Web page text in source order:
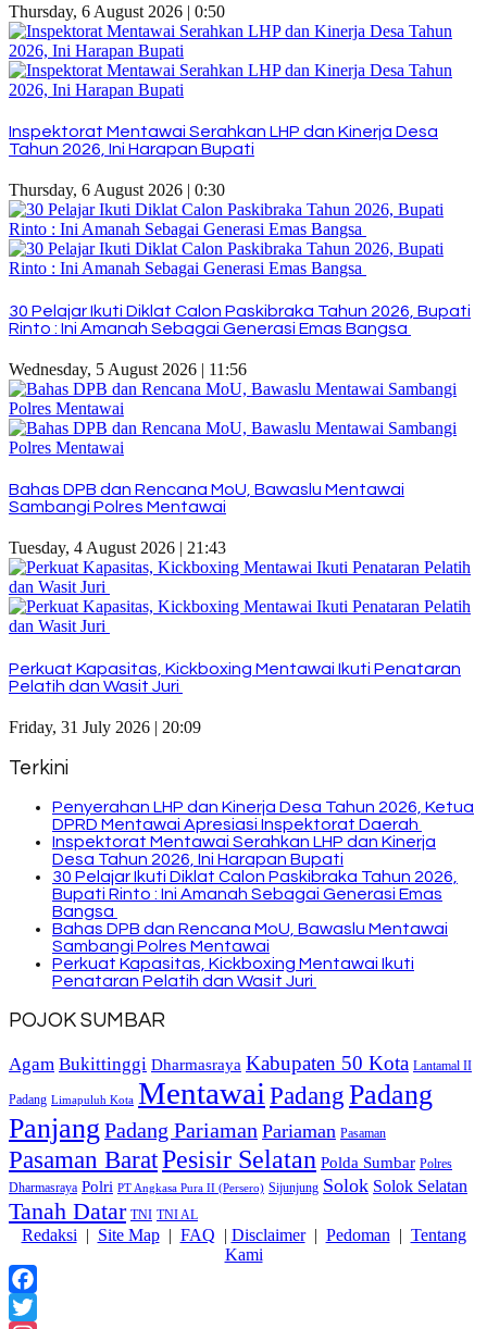
Thursday, 6 August 2026 | 0:50
Inspektorat Mentawai Serahkan LHP dan Kinerja Desa
Tahun 2026, Ini Harapan Bupati
Thursday, 6 August 2026 | 0:30
30 Pelajar Ikuti Diklat Calon Paskibraka Tahun 2026, Bupati
Rinto : Ini Amanah Sebagai Generasi Emas Bangsa
Wednesday, 5 August 2026 | 11:56
Bahas DPB dan Rencana MoU, Bawaslu Mentawai
Sambangi Polres Mentawai
Tuesday, 4 August 2026 | 21:43
Perkuat Kapasitas, Kickboxing Mentawai Ikuti Penataran
Pelatih dan Wasit Juri
Friday, 31 July 2026 | 20:09
Terkini
Penyerahan LHP dan Kinerja Desa Tahun 2026, Ketua
DPRD Mentawai Apresiasi Inspektorat Daerah
Inspektorat Mentawai Serahkan LHP dan Kinerja
Desa Tahun 2026, Ini Harapan Bupati
30 Pelajar Ikuti Diklat Calon Paskibraka Tahun 2026,
Bupati Rinto : Ini Amanah Sebagai Generasi Emas
Bangsa
Bahas DPB dan Rencana MoU, Bawaslu Mentawai
Sambangi Polres Mentawai
Perkuat Kapasitas, Kickboxing Mentawai Ikuti
Penataran Pelatih dan Wasit Juri
POJOK SUMBAR
Agam Bukittinggi Dharmasraya Kabupaten 50 Kota Lantamal II
Padang Limapuluh Kota Mentawai PadangPadang
Panjang Padang Pariaman Pariaman Pasaman
Pasaman BaratPesisir Selatan Polda Sumbar Polres
Dharmasraya Polri PT Angkasa Pura II (Persero) Sijunjung Solok Solok Selatan
Tanah Datar TNI TNI AL
Redaksi | Site Map| FAQ | Disclaimer| Pedoman | Tentang
Kami
Facebook